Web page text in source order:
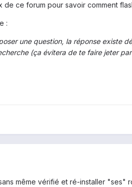
ce forum pour savoir comment
:
une question, la réponse existe
(ça évitera de te faire jeter
même vérifié et ré-installer "ses"